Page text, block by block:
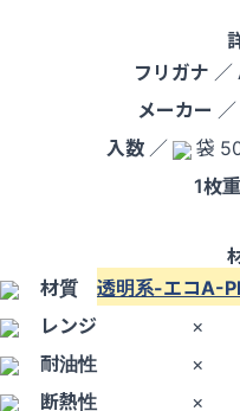
フリガナ ／
メーカー ／
入数／ 袋
1枚
材質 透明系-エコA-
レンジ
×
耐油性
×
断熱性
×